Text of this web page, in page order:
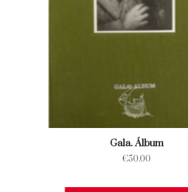
Gala. Álbum
€50.00